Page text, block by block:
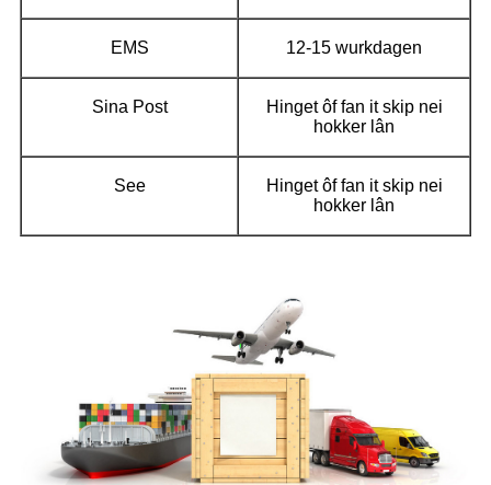
EMS 12-15 wurkdagen
Sina Post
Hinget ôf fan it skip nei
hokker lân
See
Hinget ôf fan it skip nei
hokker lân